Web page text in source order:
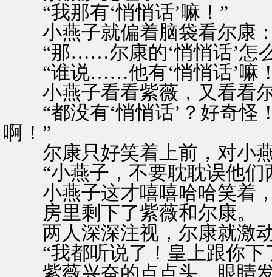
“我那有‘悄悄话’嘛！”
小燕子就偏着脑袋看尔康
“那……尔康的‘悄悄话’怎
“谁说……他有‘悄悄话’嘛！
小燕子看看紫薇，又看看
“都没有‘悄悄话’？好奇怪
啊！”
尔康只好笑着上前，对小燕
“小燕子，不要耽耽误他们
小燕子这才嘻嘻哈哈笑着，
房里剩下了紫薇和尔康。
两人深深注视，尔康就激动
“我都听说了！皇上跟你下